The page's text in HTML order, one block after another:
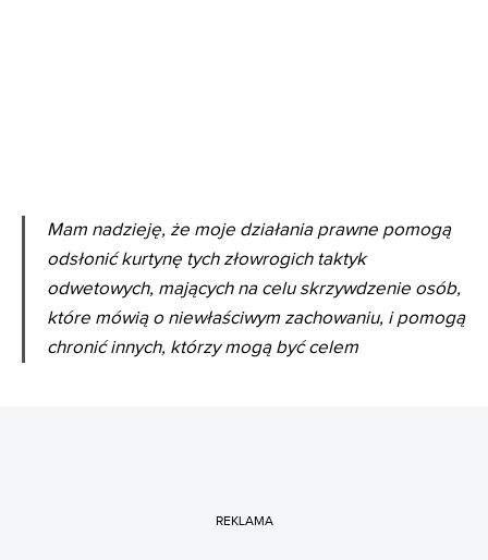
Mam nadzieję, że moje działania prawne pomogą
odsłonić kurtynę tych złowrogich taktyk
odwetowych, mających na celu skrzywdzenie osób,
które mówią o niewłaściwym zachowaniu, i pomogą
chronić innych, którzy mogą być celem
REKLAMA